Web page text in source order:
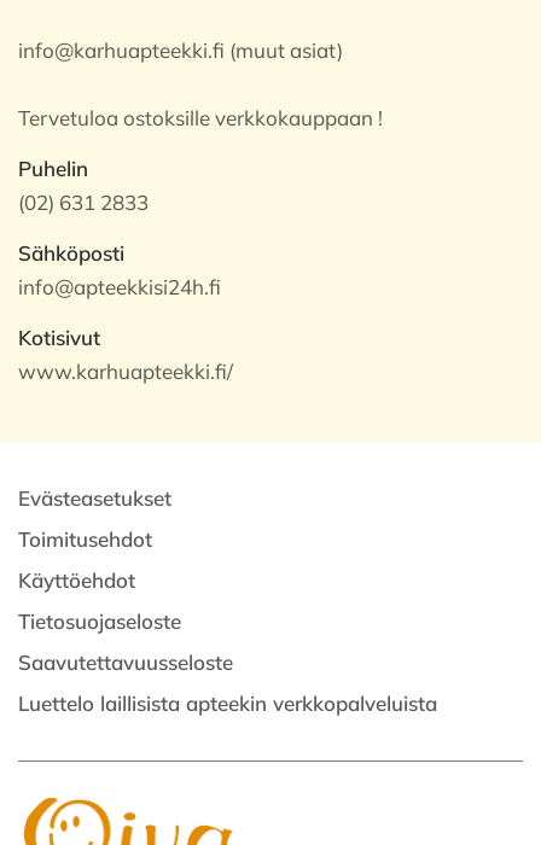
info@karhuapteekki.fi (muut asiat)
Tervetuloa ostoksille verkkokauppaan !
Puhelin
(02) 631 2833
Sähköposti
info@apteekkisi24h.fi
Kotisivut
www.karhuapteekki.fi/
Evästeasetukset
Toimitusehdot
Käyttöehdot
Tietosuojaseloste
Saavutettavuusseloste
Luettelo laillisista apteekin verkkopalveluista